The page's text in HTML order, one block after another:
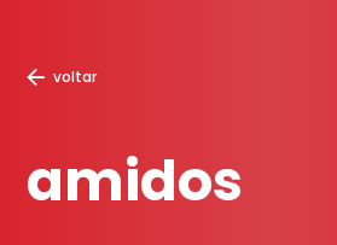
voltar
amidos